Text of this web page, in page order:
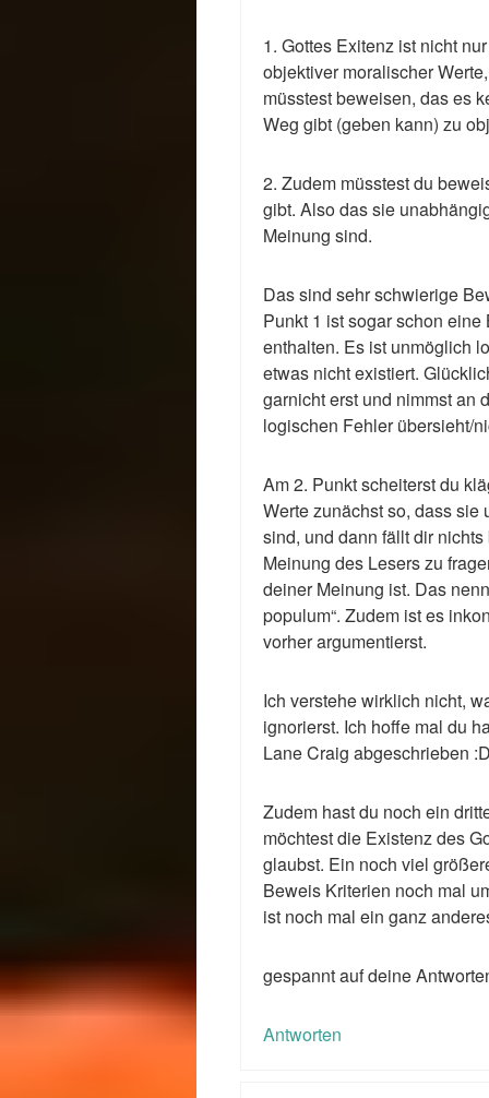
1. Gottes Exitenz ist nicht
objektiver moralischer
müsstest beweisen, das es
Weg gibt (geben kann) zu
2. Zudem müsstest du
gibt. Also das sie
Meinung sind.
Das sind sehr schwierige
Punkt 1 ist sogar schon eine
enthalten. Es ist unmöglich
etwas nicht existiert.
garnicht erst und nimmst an
logischen Fehler übersieht/
Am 2. Punkt scheiterst du
Werte zunächst so, dass
sind, und dann fällt dir
Meinung des Lesers zu
deiner Meinung ist. Das
populum“. Zudem ist es
vorher argumentierst.
Ich verstehe wirklich nicht,
ignorierst. Ich hoffe mal du
Lane Craig abgeschrieben
Zudem hast du noch ein
möchtest die Existenz des
glaubst. Ein noch viel
Beweis Kriterien noch mal
ist noch mal ein ganz
gespannt auf deine
Antworten